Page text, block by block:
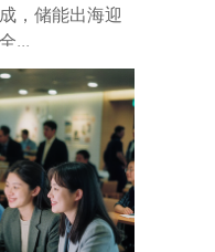
，储能出海迎
...